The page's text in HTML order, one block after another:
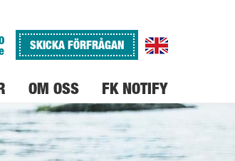
SKICKA FÖRFRÅGAN
OM OSS FK NOTIFY